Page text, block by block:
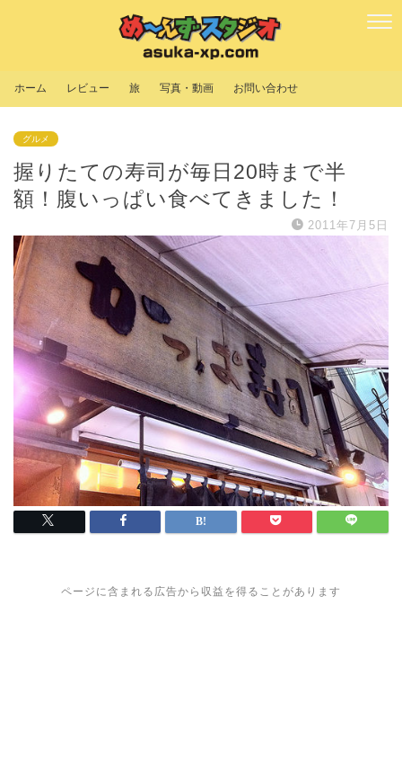
ホーム レビュー 旅 写真・動画 お問い合わせ
グルメ
握りたての寿司が毎日20時まで半
額！腹いっぱい食べてきました！
2011年7月5日
ページに含まれる広告から収益を得ることがあります